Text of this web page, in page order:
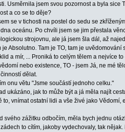
Usměrnila jsem svou pozornost a byla
a co se to děje?
se v tichosti na postel do sedu se
oceánu. Po chvíli jsem se jim přestala
strojovnu, ale já jsem šla dál, až
je Absolutno. Tam je TO, tam je uvědomování
a mír, ... Proniká to celým tělem a nejvíce
nebo existence, TO - jsem Já, ne mé
dělat.
onu větu "Jsme součástí jednoho celku."
ukázáno, jak to může být a já měla najít
to, vnímat ostatní lidi a vše živé jako Vědomí,
svého zážitku odbočím, měla bych jednu
to cítím, jakoby vydechovaly, tak